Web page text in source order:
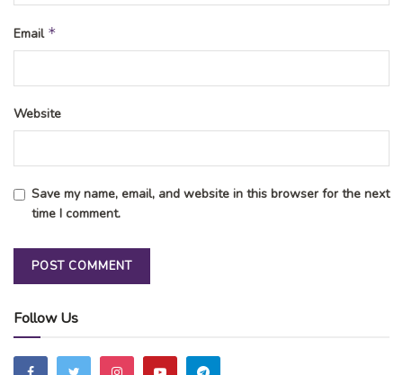
Email *
Website
Save my name, email, and website in this browser for the next
time I comment.
Follow Us